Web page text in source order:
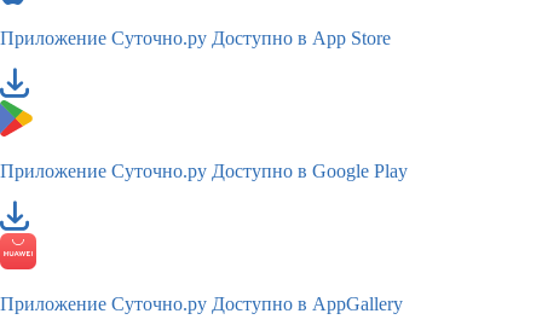
Приложение Суточно.ру Доступно в App Store
Приложение Суточно.ру Доступно в Google Play
Приложение Суточно.ру Доступно в AppGallery